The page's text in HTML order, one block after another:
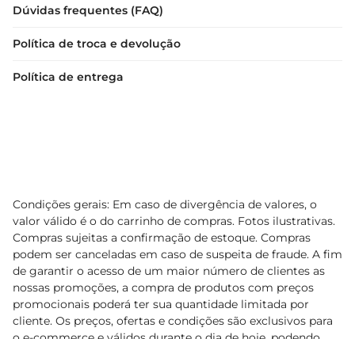
Dúvidas frequentes (FAQ)
Política de troca e devolução
Política de entrega
Condições gerais: Em caso de divergência de valores, o
valor válido é o do carrinho de compras. Fotos ilustrativas.
Compras sujeitas a confirmação de estoque. Compras
podem ser canceladas em caso de suspeita de fraude. A fim
de garantir o acesso de um maior número de clientes as
nossas promoções, a compra de produtos com preços
promocionais poderá ter sua quantidade limitada por
cliente. Os preços, ofertas e condições são exclusivos para